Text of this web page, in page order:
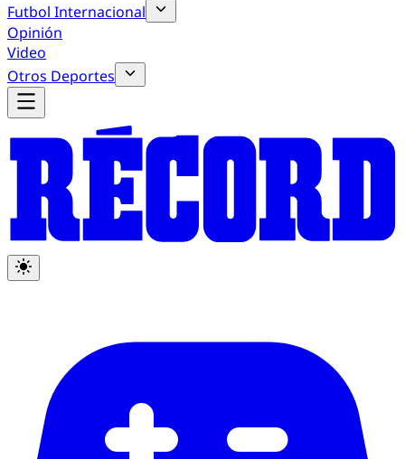
Futbol Internacional
Opinión
Video
Otros Deportes